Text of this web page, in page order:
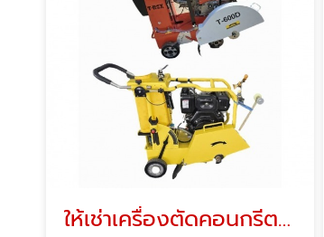
ให้เช่าเครื่องตัดคอนกรีต 14-24 นิ้ว -ปทุมธานี